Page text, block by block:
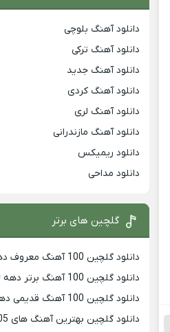
دانلود آهنگ بلوچی
دانلود آهنگ ترکی
دانلود آهنگ جدید
دانلود آهنگ کردی
دانلود آهنگ لری
دانلود آهنگ مازندرانی
دانلود ریمیکس
دانلود مداحی
گلچین های برتر
دانلود گلچین 100 آهنگ معروف دهه 80
دانلود گلچین 100 آهنگ برتر دهه 70
دانلود گلچین 100 آهنگ قدیمی دهه 60 و 50
دانلود گلچین بهترین آهنگ های 1405